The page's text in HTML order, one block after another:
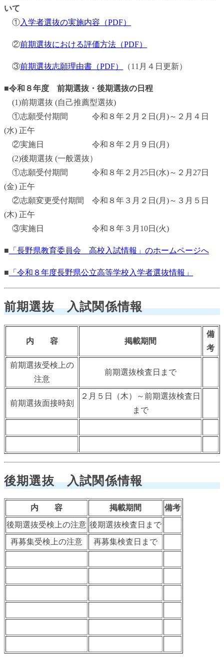
いて
①入学者選抜の実施内容（PDF）
②前期選抜における評価方法（PDF）
③前期選抜志願理由書（PDF） （11月４日更新）
■令和８年度 前期選抜・後期選抜の日程
(1)前期選抜 (自己推薦型選抜)
①志願受付期間 令和８年２月２日(月)～２月４日
(水) 正午
②実施日 令和８年２月９日(月)
(2)後期選抜 (一般選抜）
①志願受付期間 令和８年２月25日(水)～２月27日
(金) 正午
②志願変更受付期間 令和８年３月２日(月)～３月５日
(木) 正午
③実施日 令和８年３月10日(火)
■ 「長野県教育委員会 高校入試情報」のホームページへ
■ 「令和８年度長野県公立高等学校入学者選抜情報」
前期選抜 入試関係情報
内 容 掲載期間
備
考
前期選抜受検上の
注意
前期選抜検査日まで
前期選抜面接時刻
２月５日（木）～前期選抜検査日
まで
後期選抜 入試関係情報
内 容 掲載期間
備考
後期選抜受検上の注意 後期選抜検査日まで
再募集受検上の注意
再募集検査日まで